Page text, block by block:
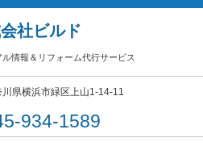
社ビルド
情報＆リフォーム代行サービス
県横浜市緑区上山1-14-11
934-1589